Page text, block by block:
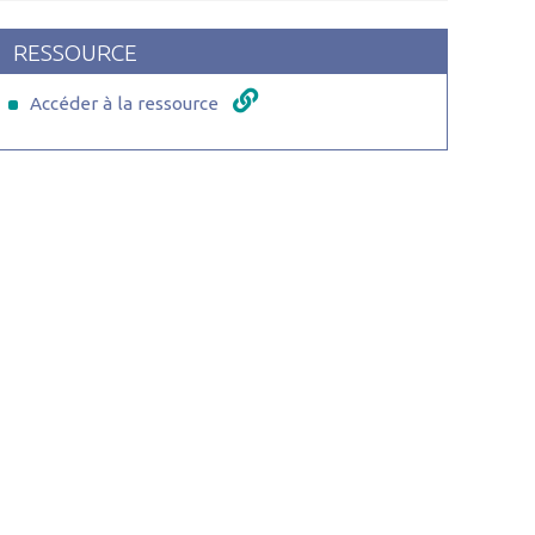
RESSOURCE
Accéder à la ressource